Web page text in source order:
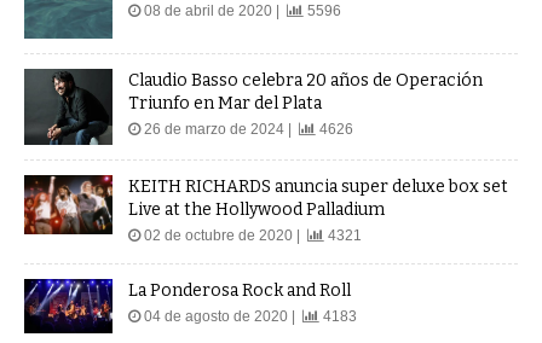
08 de abril de 2020 | 5596
Claudio Basso celebra 20 años de Operación
Triunfo en Mar del Plata
26 de marzo de 2024 | 4626
KEITH RICHARDS anuncia super deluxe box set
Live at the Hollywood Palladium
02 de octubre de 2020 | 4321
La Ponderosa Rock and Roll
04 de agosto de 2020 | 4183